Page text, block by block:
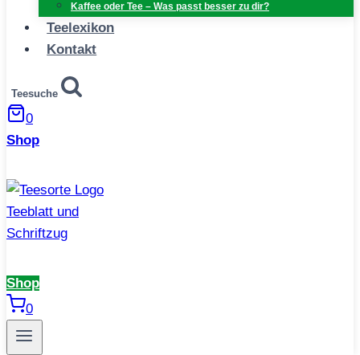
Kaffee oder Tee – Was passt besser zu dir?
Teelexikon
Kontakt
Teesuche
0
Shop
Shop
0